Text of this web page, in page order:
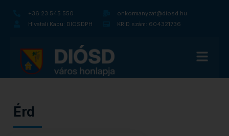
+36 23 545 550
onkormanyzat@diosd.hu
Hivatali Kapu: DIOSDPH
KRID szám: 604321736
Érd